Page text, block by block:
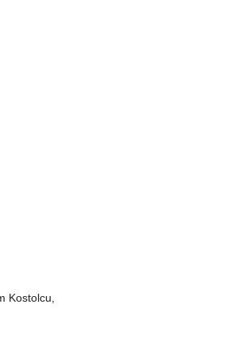
Kostolcu,